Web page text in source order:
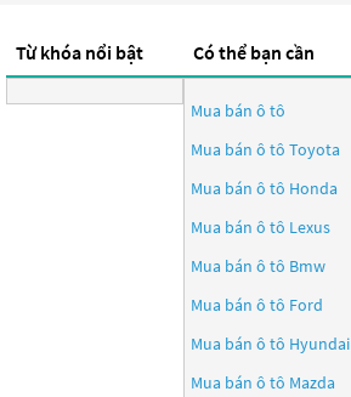
Từ khóa nổi bật Có thể bạn cần
Mua bán ô tô
Mua bán ô tô Toyota
Mua bán ô tô Honda
Mua bán ô tô Lexus
Mua bán ô tô Bmw
Mua bán ô tô Ford
Mua bán ô tô Hyundai
Mua bán ô tô Mazda